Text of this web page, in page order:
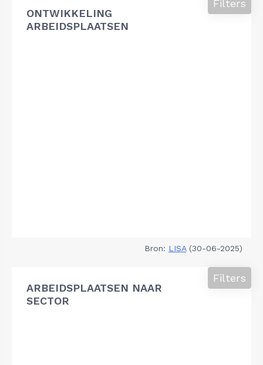
ONTWIKKELING
ARBEIDSPLAATSEN
Filters
Bron: LISA(30-06-2025)
ARBEIDSPLAATSEN NAAR
SECTOR
Filters